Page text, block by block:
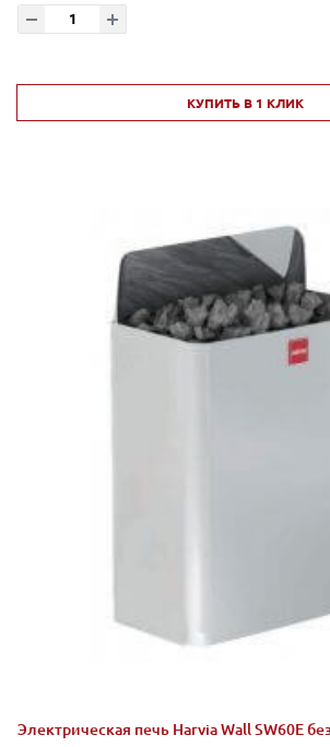
КУПИТЬ В 1 КЛИК
Электрическая печь Harvia Wall SW60E